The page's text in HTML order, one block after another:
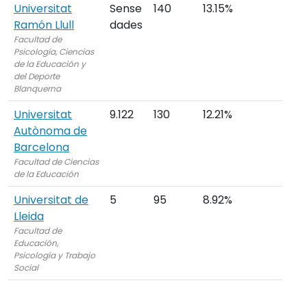
Universitat
Ramón Llull
Facultad de
Psicología, Ciencias
de la Educación y
del Deporte
Blanquerna
Sense
dades
140 13.15%
Universitat
Autònoma de
Barcelona
Facultad de Ciencias
de la Educación
9.122 130 12.21%
Universitat de
Lleida
Facultad de
Educación,
Psicología y Trabajo
Social
5 95 8.92%